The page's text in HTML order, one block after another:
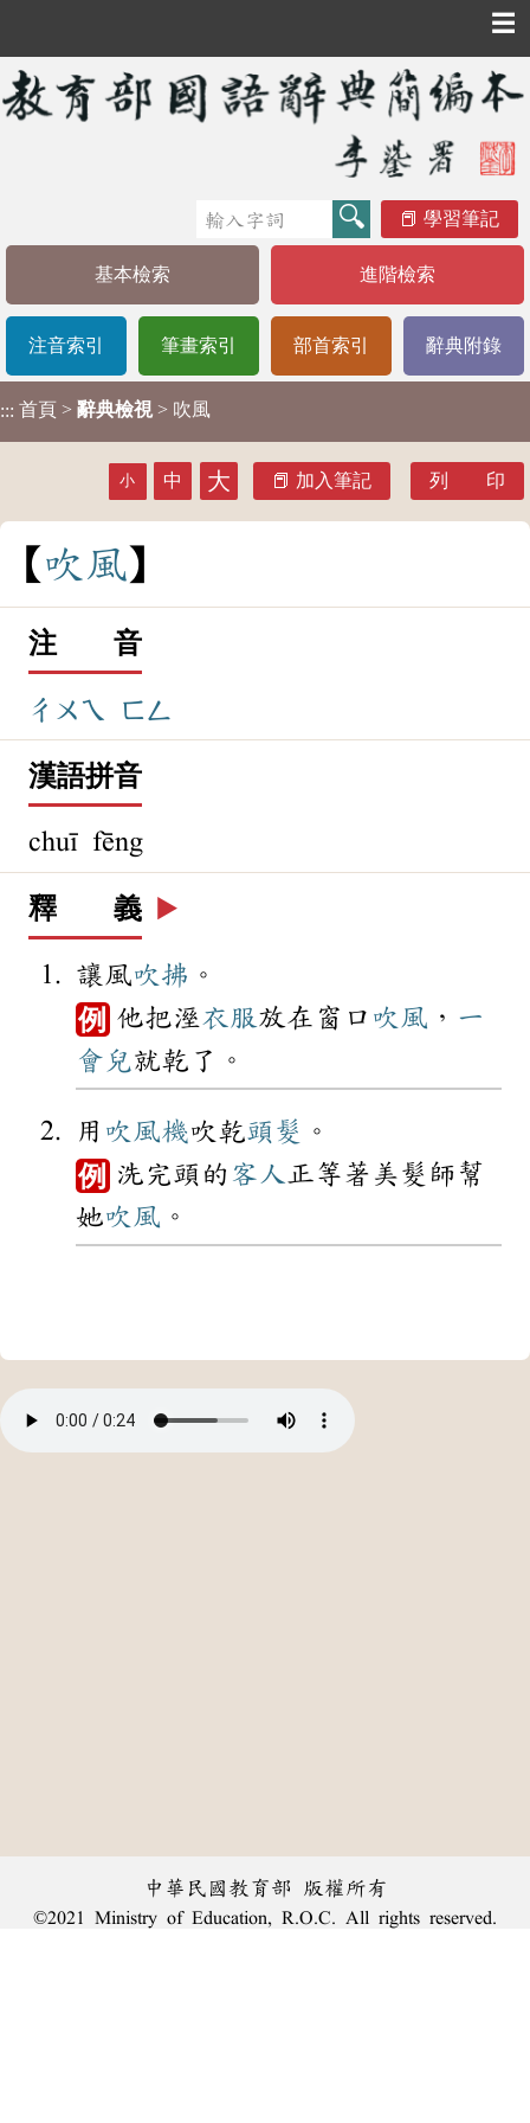
☰
學習筆記
基本檢索 進階檢索
注音索引 筆畫索引 部首索引 辭典附錄
::: 首頁 > 辭典檢視 > 吹風
小 中 大 加入筆記 列 印
吹 風
注 音
ㄔㄨㄟ ㄈㄥ
漢語拼音
chuī fēng
釋 義 ▶️
讓風吹拂 。
例 他把溼衣服 放在窗口 吹風 ， 一
會兒就乾了。
用 吹風機吹乾頭髮 。
例 洗完頭的 客人 正等著美髮師幫
她吹風 。
中華民國教育部 版權所有
©2021 Ministry of Education, R.O.C. All rights reserved.